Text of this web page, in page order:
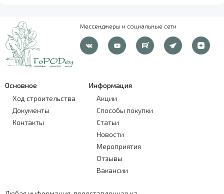
Мессенджеры и социальные сети
Основное
Ход строительства
Документы
Контакты
Информация
Акции
Способы покупки
Статьи
Новости
Мероприятия
Отзывы
Вакансии